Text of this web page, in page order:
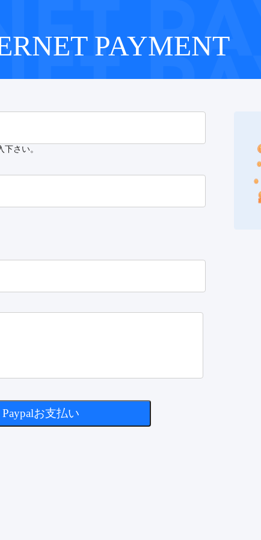
PAYMENT
さい。
Paypalお支払い